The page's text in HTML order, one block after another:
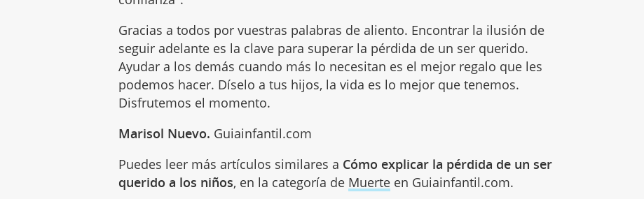
Gracias a todos por vuestras palabras de aliento. Encontrar la ilusión de
seguir adelante es la clave para superar la pérdida de un ser querido.
Ayudar a los demás cuando más lo necesitan es el mejor regalo que les
podemos hacer. Díselo a tus hijos, la vida es lo mejor que tenemos.
Disfrutemos el momento.
Marisol Nuevo. Guiainfantil.com
Puedes leer más artículos similares a Cómo explicar la pérdida de un ser
querido a los niños, en la categoría de Muerte en Guiainfantil.com.